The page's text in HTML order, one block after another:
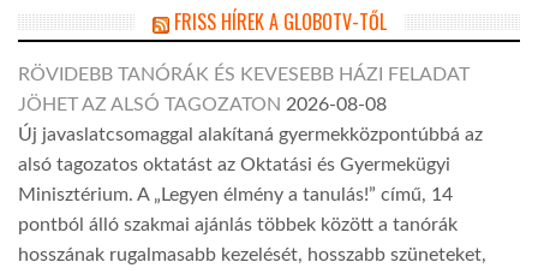
FRISS HÍREK A GLOBOTV-TŐL
RÖVIDEBB TANÓRÁK ÉS KEVESEBB HÁZI FELADAT
JÖHET AZ ALSÓ TAGOZATON 2026-08-08
Új javaslatcsomaggal alakítaná gyermekközpontúbbá az
alsó tagozatos oktatást az Oktatási és Gyermekügyi
Minisztérium. A „Legyen élmény a tanulás!” című, 14
pontból álló szakmai ajánlás többek között a tanórák
hosszának rugalmasabb kezelését, hosszabb szüneteket,